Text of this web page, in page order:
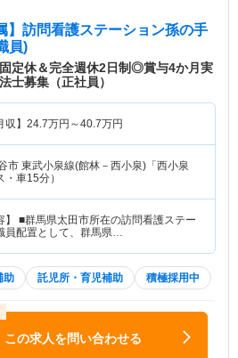
】訪問看護ステーション孫の手
員)
固定休＆完全週休2日制◎賞与4か月実
士募集（正社員）
収】 24.7万円～40.7万円
市 東武小泉線(館林－西小泉)「西小泉
車15分）
】 ■群馬県太田市所在の訪問看護ステー
員配置として、群馬県…
助 託児所・育児補助 積極採用中
この求人を問い合わせる